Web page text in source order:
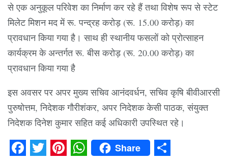
से एक अनुकूल परिवेश का निर्माण कर रहे हैं तथा विशेष रूप से स्टेट
मिलेट मिशन मद में रू. पन्द्रह करोड़ (रू. 15.00 करोड़) का
प्रावधान किया गया है। साथ ही स्थानीय फसलों को प्रोत्साहन
कार्यक्रम के अन्तर्गत रू. बीस करोड़ (रू. 20.00 करोड़) का
प्रावधान किया गया है
इस अवसर पर अपर मुख्य सचिव आनंदवर्धन, सचिव कृषि बीवीआरसी
पुरुषोत्तम, निदेशक गौरीशंकर, अपर निदेशक केसी पाठक, संयुक्त
निदेशक दिनेश कुमार सहित कई अधिकारी उपस्थित रहे।
Share